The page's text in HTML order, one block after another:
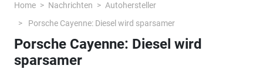
Home Nachrichten
Autohersteller
Porsche Cayenne: Diesel wird sparsamer
Porsche Cayenne: Diesel wird
sparsamer